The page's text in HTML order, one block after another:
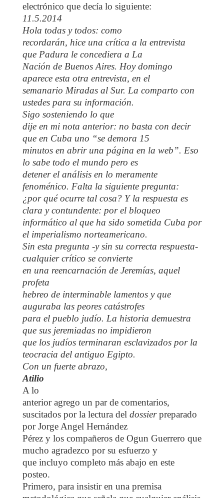
electrónico que decía lo siguiente:
11.5.2014
Hola todas y todos: como
recordarán, hice una crítica a la entrevista
que Padura le concediera a La
Nación de Buenos Aires. Hoy domingo
aparece esta otra entrevista, en el
semanario Miradas al Sur. La comparto con
ustedes para su información.
Sigo sosteniendo lo que
dije en mi nota anterior: no basta con decir
que en Cuba uno “se demora 15
minutos en abrir una página en la web”. Eso
lo sabe todo el mundo pero es
detener el análisis en lo meramente
fenoménico. Falta la siguiente pregunta:
¿por qué ocurre tal cosa? Y la respuesta es
clara y contundente: por el bloqueo
informático al que ha sido sometida Cuba por
el imperialismo norteamericano.
Sin esta pregunta -y sin su correcta respuesta-
cualquier crítico se convierte
en una reencarnación de Jeremías, aquel
profeta
hebreo de interminable lamentos y que
auguraba las peores catástrofes
para el pueblo judío. La historia demuestra
que sus jeremiadas no impidieron
que los judíos terminaran esclavizados por la
teocracia del antiguo Egipto.
Con un fuerte abrazo,
Atilio
A lo
anterior agrego un par de comentarios,
suscitados por la lectura del dossierpreparado
por Jorge Angel Hernández
Pérez y los compañeros de Ogun Guerrero que
mucho agradezco por su esfuerzo y
que incluyo completo más abajo en este
posteo.
Primero, para insistir en una premisa